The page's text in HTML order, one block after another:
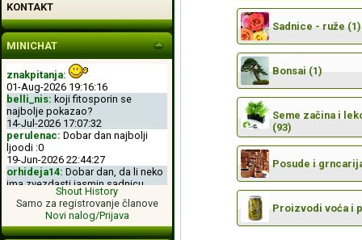
KONTAKT
MINICHAT
znakpitanja:
01-Aug-2026 19:16:16
belli_nis: koji fitosporin se
najbolje pokazao?
14-Jul-2026 17:07:32
perulenac: Dobar dan najbolji
ljoodi :0
19-Jun-2026 22:44:27
orhideja14: Dobar dan, da li neko
ima zvezdasti jasmin sadnicu.
04-Jun-2026 11:50:00
perulenac:Dobro veche dobri
ljoodi :-D
26-May-2026 23:11:49
Shout History
Samo za registrovanje članove
Novi nalog/Prijava
Sadnice - ruže (1)
Bonsai (1)
Seme začina i
(93)
Posude i
Proizvodi voća i